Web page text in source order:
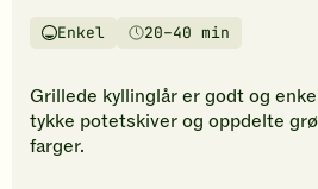
den
til
å
vurdere
denne
Vanskelighetsgrad
Enkel
Tilberedningstid20–40 min
Grillede kyllinglår er godt og
tykke potetskiver og oppdelte
farger.